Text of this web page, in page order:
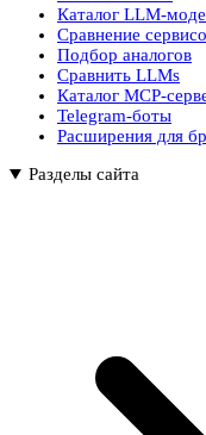
Каталог LLM-
Сравнение
Подбор аналогов
Сравнить LLMs
Каталог MCP-
Telegram-боты
Расширения для
Разделы сайта